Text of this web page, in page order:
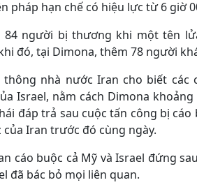
pháp hạn chế có hiệu lực từ 6 giờ
người bị thương khi một tên
đó, tại Dimona, thêm 78 người
thông nhà nước Iran cho biết
Israel, nằm cách Dimona
đáp trả sau cuộc tấn công bị
của Iran trước đó cùng ngày.
cáo buộc cả Mỹ và Israel đứng
đã bác bỏ mọi liên quan.